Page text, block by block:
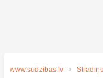
www.sudzibas.lv